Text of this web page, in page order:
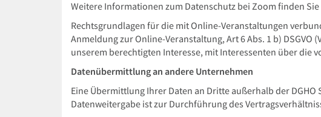
Weitere Informationen zum Datenschutz bei Zoom finden
Rechtsgrundlagen für die mit Online-Veranstaltungen
Anmeldung zur Online-Veranstaltung, Art 6 Abs. 1 b)
unserem berechtigten Interesse, mit Interessenten über die
Datenübermittlung an andere Unternehmen
Eine Übermittlung Ihrer Daten an Dritte außerhalb der
Datenweitergabe ist zur Durchführung des